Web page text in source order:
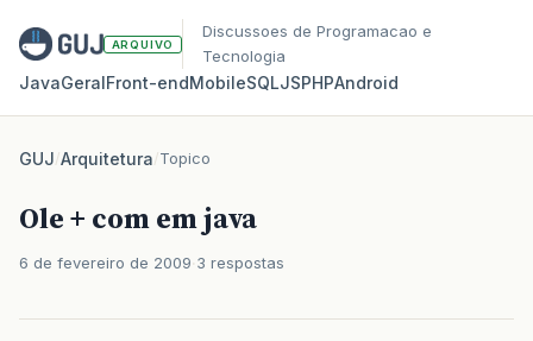
ARQUIVO
Discussoes de Programacao e
Tecnologia
JavaGeralFront‑endMobileSQLJSPHPAndroid
GUJ/Arquitetura/Topico
Ole + com em java
6 de fevereiro de 2009 3 respostas